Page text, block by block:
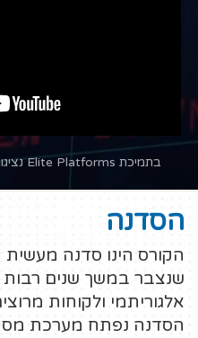
בתמיכת Elite Platforms נציגות התמיכה של הברוקר בישראל
הסדנה
הקורס הינו סדנה
שנצבר במשך שנים
אלגוריתמי ולקוחות
הסדנה נפתח מערכת